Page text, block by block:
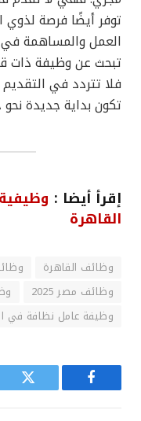
توفر أيضًا فرصة لذوي
العمل والمساهمة
تبحث عن وظيفة ذات
فلا تتردد في
تكون بداية جديدة
إقرأ أيضا :
القاهرة
وظائف القاهرة
وظائف مصر 2025
وظيفة عامل نظافة في
فيسبوك تويتر